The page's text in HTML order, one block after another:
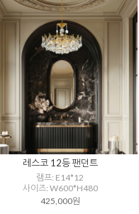
레스코 12등 팬던트
램프: E14*12
사이즈: W600*H480
425,000원